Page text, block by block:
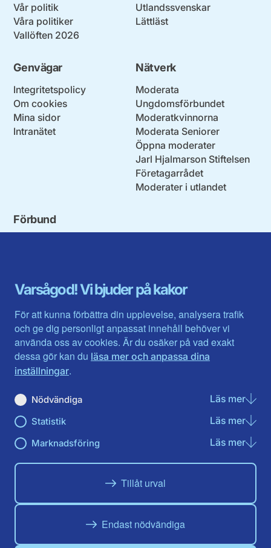
Varsågod! Vi bjuder på kakor
För att kunna förbättra din upplevelse, analysera trafik
och ge dig personligt anpassat innehåll behöver vi
använda oss av cookies. Är du osäker på vad exakt
dessa gör kan du läsa mer och anpassa dina
inställningar.
Nödvändiga Läs merom
Statistik Läs merom
Marknadsföring Läs merom
Tillåt urval
Endast nödvändiga
Vår politik
Våra politiker
Vallöften 2026
Utlandssvenskar
Lättläst
Genvägar
Integritetspolicy
Om cookies
Mina sidor
Intranätet
Nätverk
Moderata
Ungdomsförbundet
Moderatkvinnorna
Moderata Seniorer
Öppna moderater
Jarl Hjalmarson Stiftelsen
Företagarrådet
Moderater i utlandet
Förbund
Gävleborg
Halland
Jämtlands län
Jönköpings län
Kalmar län
Kronobergs län
Norrbotten
Skåne län
Värmlands län
Västerbotten
Västra Götaland
Västernorrland
Västmanland
Örebro län
Östergötland
Du hittar oss här på sociala medier
Facebook
Instagram